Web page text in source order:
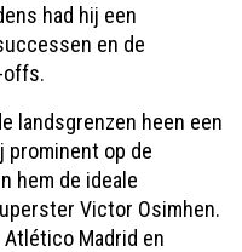
had hij een
en de
offs.
landsgrenzen heen een
prominent op de
hem de ideale
Victor Osimhen.
Atlético Madrid en